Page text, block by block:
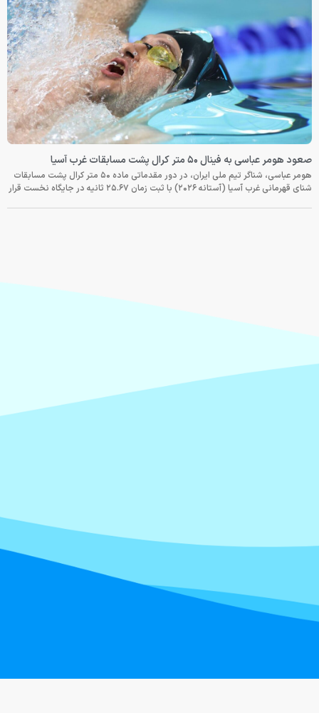
صعود هومر عباسی به فینال ۵۰ متر کرال پشت مسابقات غرب آسیا
هومر عباسی، شناگر تیم ملی ایران، در دور مقدماتی ماده ۵۰ متر کرال پشت مسابقات
شنای قهرمانی غرب آسیا (آستانه ۲۰۲۶) با ثبت زمان ۲۵.۶۷ ثانیه در جایگاه نخست قرار